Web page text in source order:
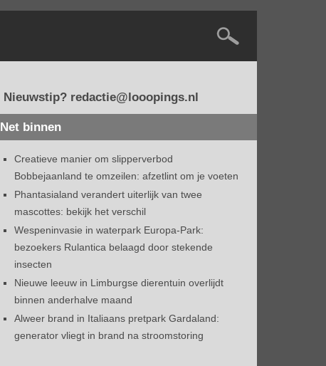
Nieuwstip? redactie@looopings.nl
Net binnen
Creatieve manier om slipperverbod
Bobbejaanland te omzeilen: afzetlint om je voeten
Phantasialand verandert uiterlijk van twee
mascottes: bekijk het verschil
Wespeninvasie in waterpark Europa-Park:
bezoekers Rulantica belaagd door stekende
insecten
Nieuwe leeuw in Limburgse dierentuin overlijdt
binnen anderhalve maand
Alweer brand in Italiaans pretpark Gardaland:
generator vliegt in brand na stroomstoring